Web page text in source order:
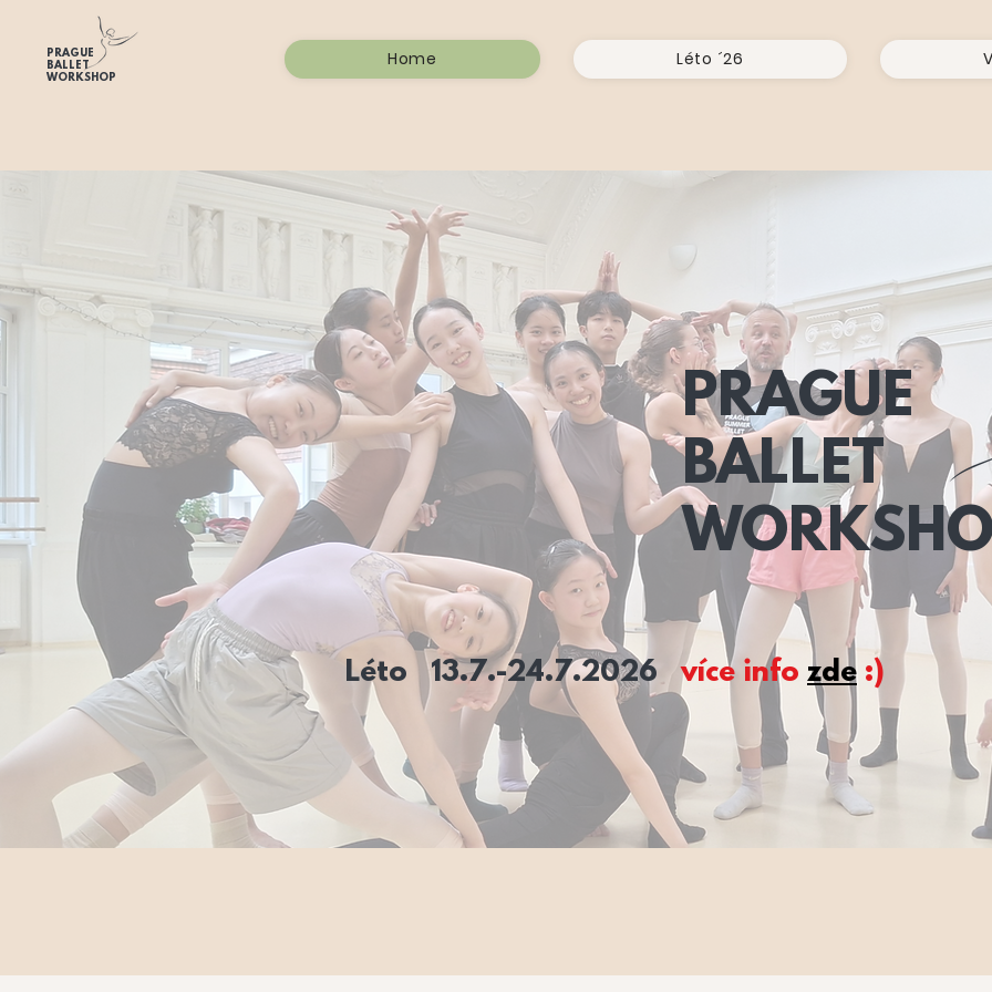
PRAGUE
BALLET
WORKSHOP
Home Léto ´26
PRAGUE
BALLET
Léto 13.7.-24.7.2026více info zde :)